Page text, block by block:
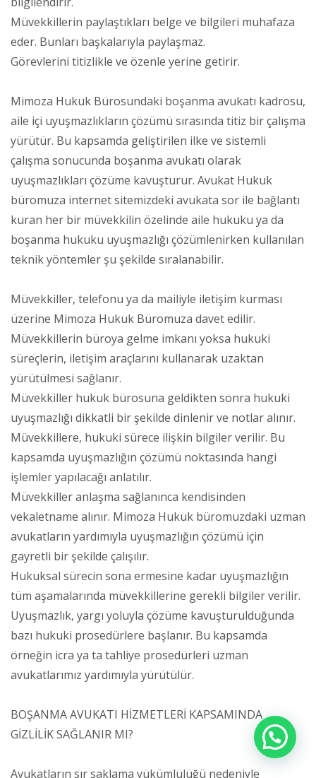
Müvekkillerin paylaştıkları belge ve bilgileri muhafaza
eder. Bunları başkalarıyla paylaşmaz.
Görevlerini titizlikle ve özenle yerine getirir.
Mimoza Hukuk Bürosundaki boşanma avukatı kadrosu,
aile içi uyuşmazlıkların çözümü sırasında titiz bir çalışma
yürütür. Bu kapsamda geliştirilen ilke ve sistemli
çalışma sonucunda boşanma avukatı olarak
uyuşmazlıkları çözüme kavuşturur. Avukat Hukuk
büromuza internet sitemizdeki avukata sor ile bağlantı
kuran her bir müvekkilin özelinde aile hukuku ya da
boşanma hukuku uyuşmazlığı çözümlenirken kullanılan
teknik yöntemler şu şekilde sıralanabilir.
Müvekkiller, telefonu ya da mailiyle iletişim kurması
üzerine Mimoza Hukuk Büromuza davet edilir.
Müvekkillerin büroya gelme imkanı yoksa hukuki
süreçlerin, iletişim araçlarını kullanarak uzaktan
yürütülmesi sağlanır.
Müvekkiller hukuk bürosuna geldikten sonra hukuki
uyuşmazlığı dikkatli bir şekilde dinlenir ve notlar alınır.
Müvekkillere, hukuki sürece ilişkin bilgiler verilir. Bu
kapsamda uyuşmazlığın çözümü noktasında hangi
işlemler yapılacağı anlatılır.
Müvekkiller anlaşma sağlanınca kendisinden
vekaletname alınır. Mimoza Hukuk büromuzdaki uzman
avukatların yardımıyla uyuşmazlığın çözümü için
gayretli bir şekilde çalışılır.
Hukuksal sürecin sona ermesine kadar uyuşmazlığın
tüm aşamalarında müvekkillerine gerekli bilgiler verilir.
Uyuşmazlık, yargı yoluyla çözüme kavuşturulduğunda
bazı hukuki prosedürlere başlanır. Bu kapsamda
örneğin icra ya ta tahliye prosedürleri uzman
avukatlarımız yardımıyla yürütülür.
BOŞANMA AVUKATI HİZMETLERİ KAPSAMINDA
GİZLİLİK SAĞLANIR MI?
Avukatların sır saklama yükümlülüğü nedeniyle